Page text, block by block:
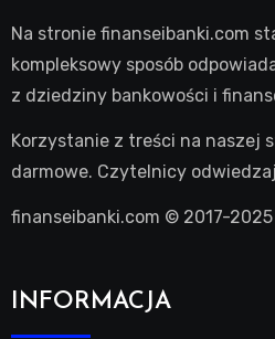
Na stronie finanseibanki.com
kompleksowy sposób
z dziedziny bankowości i
Korzystanie z treści na naszej
darmowe. Czytelnicy
finanseibanki.com © 2017-2025
INFORMACJA